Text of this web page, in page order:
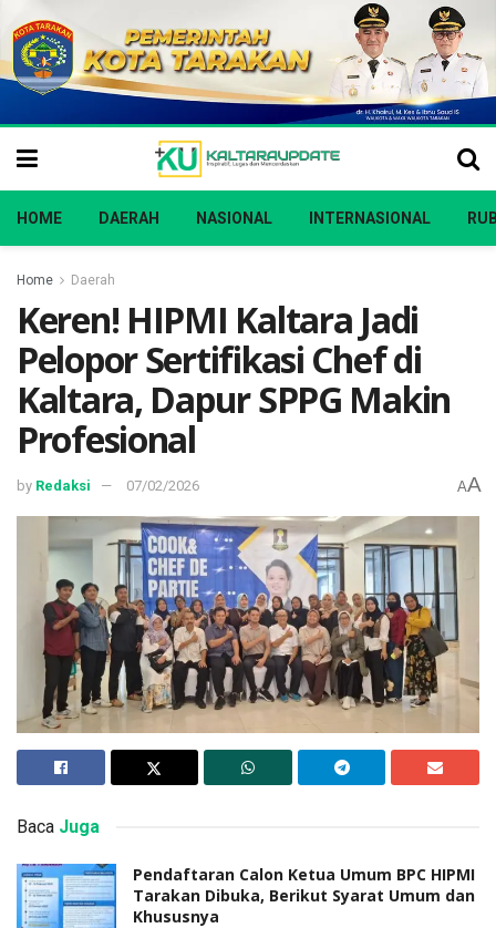
HOME DAERAH NASIONAL INTERNASIONAL
Home Daerah
Keren! HIPMI Kaltara Jadi
Pelopor Sertifikasi Chef di
Kaltara, Dapur SPPG Makin
Profesional
by Redaksi 07/02/2026 AA
Baca Juga
Pendaftaran Calon Ketua Umum BPC HIPMI
Tarakan Dibuka, Berikut Syarat Umum dan
Khususnya